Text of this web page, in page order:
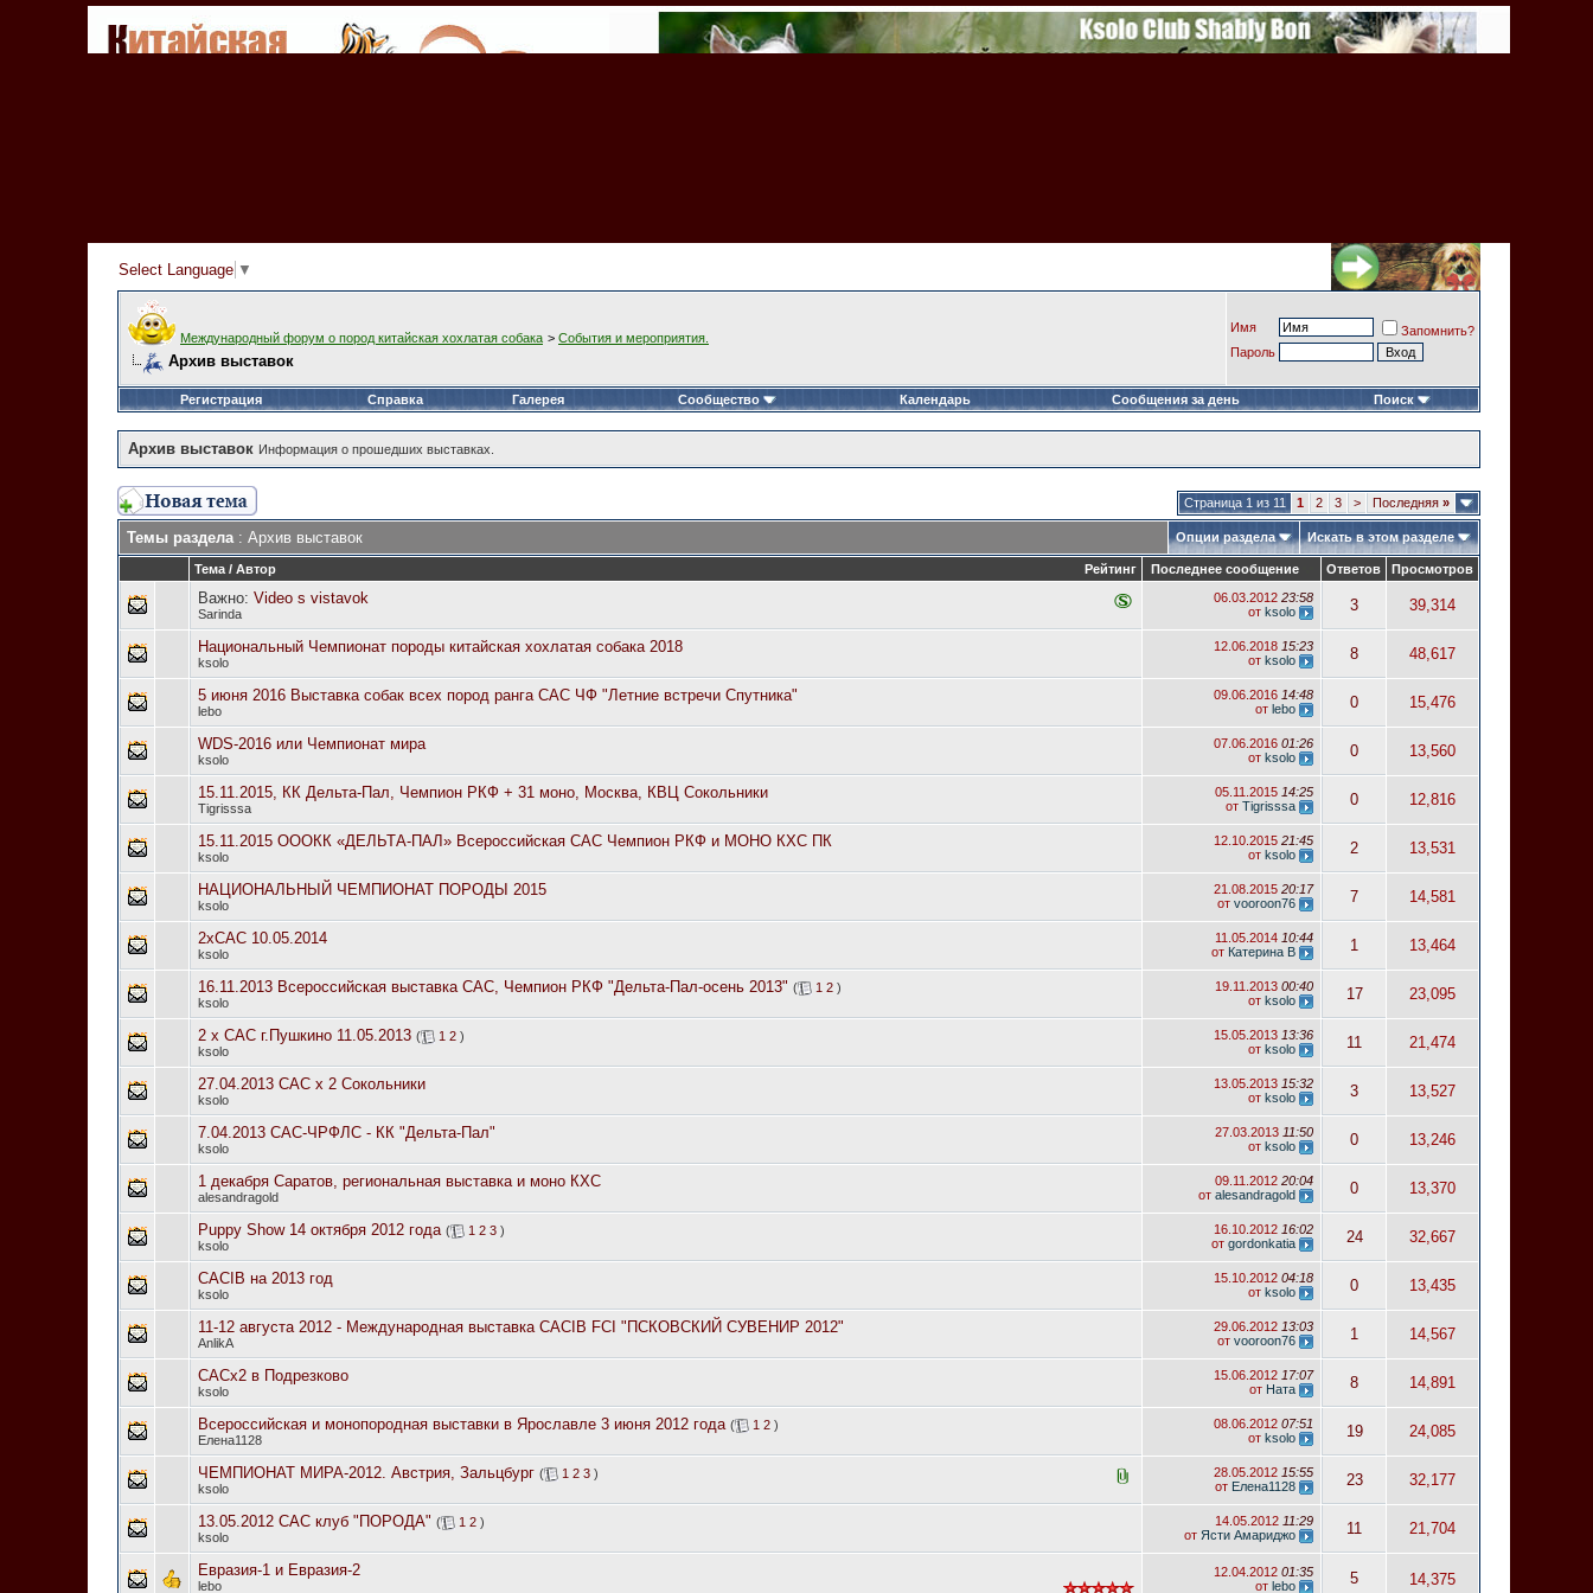
Select Language ▼
Международный форум о пород китайская хохлатая собака > События и мероприятия.
Архив выставок
Имя
Запомнить?
Пароль
Регистрация Справка Галерея Сообщество Календарь Сообщения за день Поиск
Архив выставок Информация о прошедших выставках.
Страница 1 из 11 1 2 3 > Последняя »
Темы раздела: Архив выставок Опции раздела Искать в этом разделе
Рейтинг
Тема / Автор Последнее сообщение Ответов Просмотров
Важно: Video s vistavok
Sarinda
06.03.2012 23:58
от ksolo 3 39,314
Национальный Чемпионат породы китайская хохлатая собака 2018
ksolo
12.06.2018 15:23
от ksolo 8 48,617
5 июня 2016 Выставка собак всех пород ранга САС ЧФ "Летние встречи Спутника"
lebo
09.06.2016 14:48
от lebo 0 15,476
WDS-2016 или Чемпионат мира
ksolo
07.06.2016 01:26
от ksolo 0 13,560
15.11.2015, КК Дельта-Пал, Чемпион РКФ + 31 моно, Москва, КВЦ Сокольники
Tigrisssa
05.11.2015 14:25
от Tigrisssa 0 12,816
15.11.2015 ОООКК «ДЕЛЬТА-ПАЛ» Всероссийская САС Чемпион РКФ и МОНО КХС ПК
ksolo
12.10.2015 21:45
от ksolo 2 13,531
НАЦИОНАЛЬНЫЙ ЧЕМПИОНАТ ПОРОДЫ 2015
ksolo
21.08.2015 20:17
от vooroon76 7 14,581
2хСАС 10.05.2014
ksolo
11.05.2014 10:44
от Катерина В 1 13,464
16.11.2013 Всероссийская выставка САС, Чемпион РКФ "Дельта-Пал-осень 2013" ( 1 2 )
ksolo
19.11.2013 00:40
от ksolo 17 23,095
2 х САС г.Пушкино 11.05.2013 ( 1 2 )
ksolo
15.05.2013 13:36
от ksolo 11 21,474
27.04.2013 CAC x 2 Сокольники
ksolo
13.05.2013 15:32
от ksolo 3 13,527
7.04.2013 САС-ЧРФЛС - КК "Дельта-Пал"
ksolo
27.03.2013 11:50
от ksolo 0 13,246
1 декабря Саратов, региональная выставка и моно КXС
alesandragold
09.11.2012 20:04
от alesandragold 0 13,370
Puppy Show 14 октября 2012 года ( 1 2 3 )
ksolo
16.10.2012 16:02
от gordonkatia 24 32,667
CACIB на 2013 год
ksolo
15.10.2012 04:18
от ksolo 0 13,435
11-12 августа 2012 - Международная выставка CACIB FCI "ПСКОВСКИЙ СУВЕНИР 2012"
AnlikA
29.06.2012 13:03
от vooroon76 1 14,567
САСх2 в Подрезково
ksolo
15.06.2012 17:07
от Ната 8 14,891
Всероссийская и монопородная выставки в Ярославле 3 июня 2012 года ( 1 2 )
Елена1128
08.06.2012 07:51
от ksolo 19 24,085
ЧЕМПИОНАТ МИРА-2012. Австрия, Зальцбург ( 1 2 3 )
ksolo
28.05.2012 15:55
от Елена1128 23 32,177
13.05.2012 САС клуб "ПОРОДА" ( 1 2 )
ksolo
14.05.2012 11:29
от Ясти Амариджо 11 21,704
Евразия-1 и Евразия-2
lebo
12.04.2012 01:35
от lebo 5 14,375